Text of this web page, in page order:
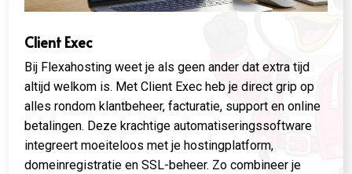
Client Exec
Bij Flexahosting weet je als geen ander dat extra tijd
altijd welkom is. Met Client Exec heb je direct grip op
alles rondom klantbeheer, facturatie, support en online
betalingen. Deze krachtige automatiseringssoftware
integreert moeiteloos met je hostingplatform,
domeinregistratie en SSL-beheer. Zo combineer je